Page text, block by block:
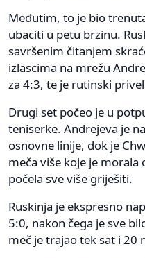
Međutim, to je bio
ubaciti u petu brzinu.
savršenim čitanjem
izlascima na mrežu
za 4:3, te je rutinski
Drugi set počeo je u
teniserke. Andrejeva je
osnovne linije, dok je
meča više koje je
počela sve više griješiti.
Ruskinja je ekspresno
5:0, nakon čega je sve
meč je trajao tek sat i 20